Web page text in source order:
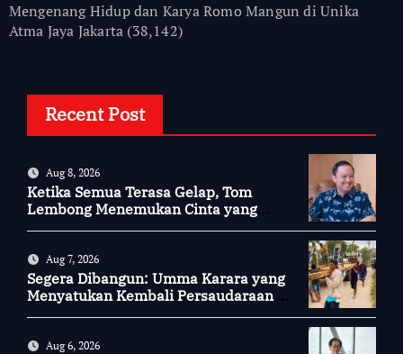
Mengenang Hidup dan Karya Romo Mangun di Unika
Atma Jaya Jakarta (38,142)
Recent Post
Aug 8, 2026
Ketika Semua Terasa Gelap, Tom
Lembong Menemukan Cinta yang
Aug 7, 2026
Segera Dibangun: Umma Karara yang
Menyatukan Kembali Persaudaraan di
Aug 6, 2026